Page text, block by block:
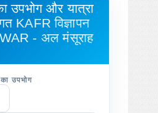
उपभोग और यात्रा
KAFR विज्ञापन
- अल मंसूराह
उपभोग